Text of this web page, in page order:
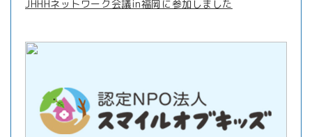
JHHHネットワーク会議in福岡に参加しました